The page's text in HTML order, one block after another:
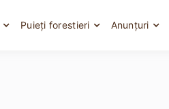
Puieți forestieri Anunțuri